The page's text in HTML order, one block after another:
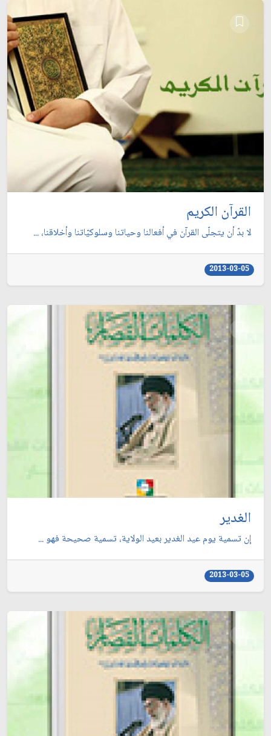
القرآن الكريم
لا بدّ أن يتجلّى القرآن في أفعالنا وحياتنا وسلوكيّاتنا وأخلاقنا، ...
2013-03-05
الغدير
إن تسمية يوم عيد الغدير بعيد الولاية، تسمية صحيحة فهو ...
2013-03-05